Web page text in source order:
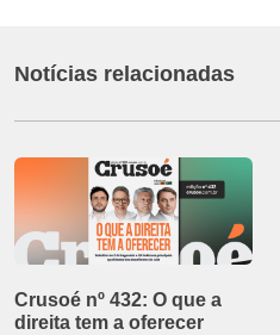
Notícias relacionadas
Crusoé nº 432: O que a
direita tem a oferecer